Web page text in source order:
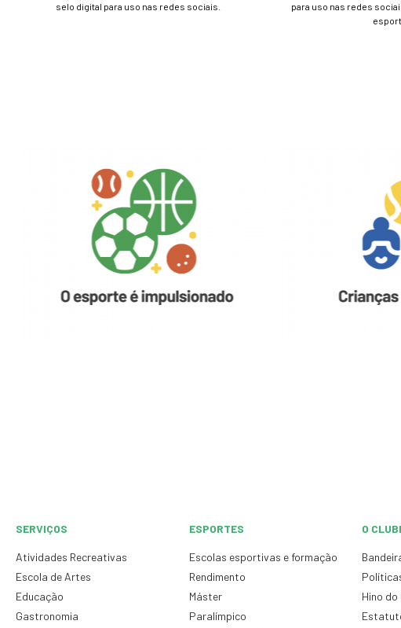
selo digital para uso nas redes sociais.
para uso nas redes
SERVIÇOS
Atividades Recreativas
Escola de Artes
Educação
Gastronomia
ESPORTES
Escolas esportivas e formação
Rendimento
Máster
Paralímpico
O
Hino do